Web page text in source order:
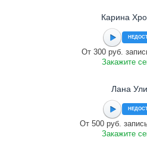
Карина
От 300 руб.
Закажите
Лана
От 500 руб.
Закажите